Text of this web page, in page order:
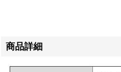
商品詳細